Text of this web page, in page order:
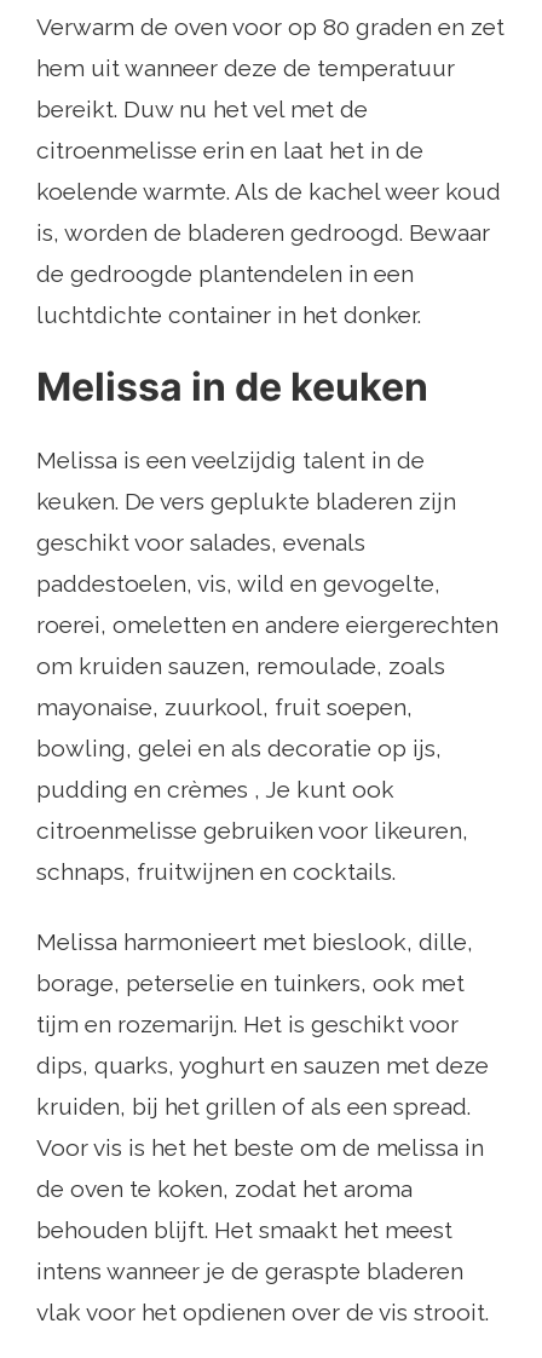
Verwarm de oven voor op 80 graden en zet
hem uit wanneer deze de temperatuur
bereikt. Duw nu het vel met de
citroenmelisse erin en laat het in de
koelende warmte. Als de kachel weer koud
is, worden de bladeren gedroogd. Bewaar
de gedroogde plantendelen in een
luchtdichte container in het donker.
Melissa in de keuken
Melissa is een veelzijdig talent in de
keuken. De vers geplukte bladeren zijn
geschikt voor salades, evenals
paddestoelen, vis, wild en gevogelte,
roerei, omeletten en andere eiergerechten
om kruiden sauzen, remoulade, zoals
mayonaise, zuurkool, fruit soepen,
bowling, gelei en als decoratie op ijs,
pudding en crèmes , Je kunt ook
citroenmelisse gebruiken voor likeuren,
schnaps, fruitwijnen en cocktails.
Melissa harmonieert met bieslook, dille,
borage, peterselie en tuinkers, ook met
tijm en rozemarijn. Het is geschikt voor
dips, quarks, yoghurt en sauzen met deze
kruiden, bij het grillen of als een spread.
Voor vis is het het beste om de melissa in
de oven te koken, zodat het aroma
behouden blijft. Het smaakt het meest
intens wanneer je de geraspte bladeren
vlak voor het opdienen over de vis strooit.